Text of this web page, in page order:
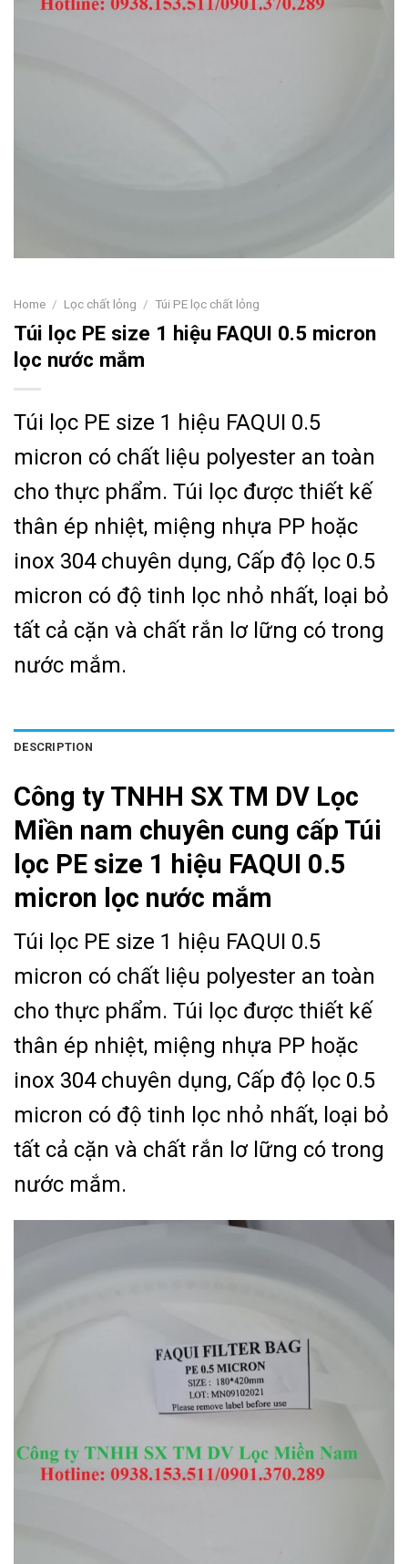
Home / Lọc chất lỏng / Túi PE lọc chất lỏng
Túi lọc PE size 1 hiệu FAQUI 0.5 micron
lọc nước mắm
Túi lọc PE size 1 hiệu FAQUI 0.5
micron có chất liệu polyester an toàn
cho thực phẩm. Túi lọc được thiết kế
thân ép nhiệt, miệng nhựa PP hoặc
inox 304 chuyên dụng, Cấp độ lọc 0.5
micron có độ tinh lọc nhỏ nhất, loại bỏ
tất cả cặn và chất rắn lơ lững có trong
nước mắm.
DESCRIPTION
Công ty TNHH SX TM DV Lọc
Miền nam chuyên cung cấp Túi
lọc PE size 1 hiệu FAQUI 0.5
micron lọc nước mắm
Túi lọc PE size 1 hiệu FAQUI 0.5
micron có chất liệu polyester an toàn
cho thực phẩm. Túi lọc được thiết kế
thân ép nhiệt, miệng nhựa PP hoặc
inox 304 chuyên dụng, Cấp độ lọc 0.5
micron có độ tinh lọc nhỏ nhất, loại bỏ
tất cả cặn và chất rắn lơ lững có trong
nước mắm.